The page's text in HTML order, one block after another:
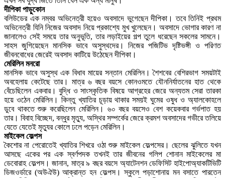
দীপিকা পাড়ুকোন
বলিউডের এক নম্বর অভিনেত্রী হয়েও অবসাদে ভুগেছেন দীপিকা। তবে তিনিই প্রথম
অভিনেত্রী যিনি নিজের অবসাদ নিয়ে প্রকাশ্যে মুখ খুলেছেন। অবসাদে ভোগার কারণ না
জানালেও সেই সময়ে তার অনুভূতি, তার লড়াইয়ের গল্প তুলে ধরেছেন সকলের সামনে।
সাহস জুগিয়েছেন মানসিক ভাবে অসুস্থদের। নিজের পজিটিভ দৃষ্টিভঙ্গী ও পরিণত
জীবনবোধের জেরেই অবসাদ কাটিয়ে উঠেছেন দীপিকা।
মেরিলিন মনরো
মানসিক ভাবে অসুস্থ এক বিধাব মায়ের সন্তান মেরিলিন। শৈশবের বেশিরভাগ সময়টাই
অবহেলায় কেটেছে তার। মাত্র ৬ বছর বয়সে কোনওমতে যৌননির্যাতনের হাত থেকে
বেঁচেছিলেন একবার। বুদ্ধি ও সাংস্কৃতিক বিষয়ে আগ্রহের জেরে অন্যতম সেরা তারকা
হয়ে ওঠেন মেরিলিন। কিন্তু খ্যাতির চূড়ায় থাকার সময়ই ঘুমের ওষুধ ও অ্যালকোহলে
ডুবে থাকতে শুরু করেছিলেন মেরিলিন। ৬০ বছর বয়সেও বেশ কয়েকবার গর্ভপাত হয়
তার। বিবাহ বিচ্ছেদ, বন্ধুর মৃত্যু, অস্থির সম্পর্কের জেরে ক্রমশ অবসাদের গভীরে তলিয়ে
যেতে যেতেই মৃত্যুর কোলে ঢলে পড়েন মেরিলিন।
মাইকেল ফেল্পস
কৈশোর না পেরোতেই খ্যাতির শিখরে ওঠা শুরু মাইকেল ফেল্পসের। ছেলের ঝুলিতে যখন
আসছে একের পর এক স্বর্ণপদক তখনই তার জীবনের গলিপ শোনান মাইকেলের মা
ডেবোরাহ ফেল্পস। জানান, মাত্র ৯ বছর বয়সে অ্যাটেনশন ডেফিসিট হাইপোঅ্যাকটিভিটি
ডিজওর্ডারে (অউঐউ) আক্রান্ত হন ফেল্পস। স্কুলে পড়াশোনায় মন বসাতে পারতেন